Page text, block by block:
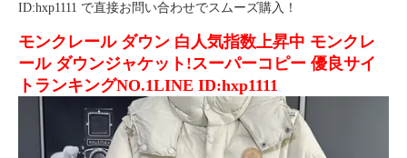
ID:hxp1111 で直接お問い合わせでスムーズ購入！
モンクレール ダウン 白人気指数上昇中 モンクレ
ール ダウンジャケット!スーパーコピー 優良サイ
トランキングNO.1LINE ID:hxp1111